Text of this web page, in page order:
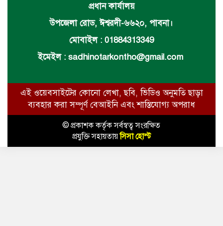
প্রধান কার্যালয়
উপজেলা রোড, ঈশ্বরদী-৬৬২০, পাবনা।
মোবাইল : 01884313349
ইমেইল : sadhinotarkontho@gmail.com
এই ওয়েবসাইটের কোনো লেখা, ছবি, ভিডিও অনুমতি ছাড়া
ব্যবহার করা সম্পূর্ণ বেআইনি এবং শাস্তিযোগ্য অপরাধ
© প্রকাশক কর্তৃক সর্বস্বত্ব সংরক্ষিত
প্রযুক্তি সহায়তায়সিসা হোস্ট